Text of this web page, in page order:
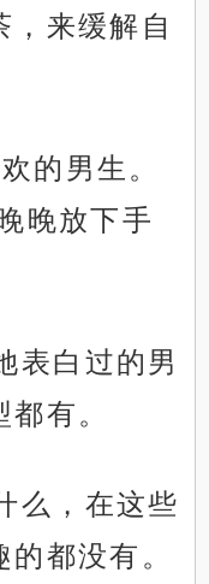
，来缓解自
的男生。
晚放下手
表白过的男
有。
么，在这些
都没有。